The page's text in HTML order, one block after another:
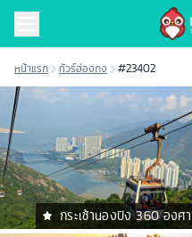
หน้าแรก ทัวร์ฮ่องกง #23402
กระเช้านองปิง 360 องศา